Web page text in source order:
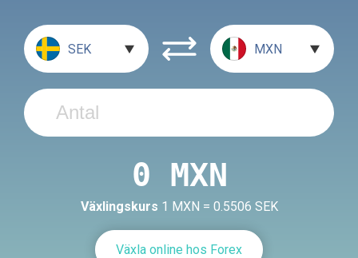
SEK MXN
Växlingskurs 1 MXN = 0.5506 SEK
Växla online hos Forex